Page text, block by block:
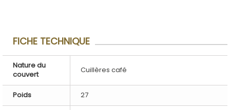
FICHE TECHNIQUE
Nature du
couvert
Cuillères café
Poids 27